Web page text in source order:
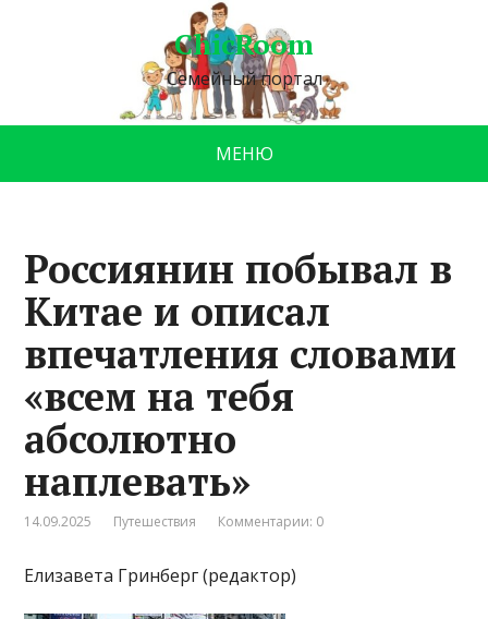
ChicRoom
Семейный портал
МЕНЮ
Россиянин побывал в
Китае и описал
впечатления словами
«всем на тебя
абсолютно
наплевать»
14.09.2025 Путешествия Комментарии: 0
Елизавета Гринберг (редактор)